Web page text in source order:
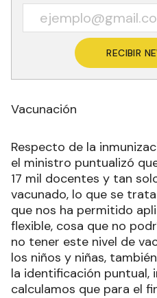
RECIBIR
Vacunación
Respecto de la
el ministro puntualizó
17 mil docentes y tan
vacunado, lo que se
que nos ha permitido
flexible, cosa que no
no tener este nivel de
los niños y niñas,
la identificación puntual,
calculamos que para el